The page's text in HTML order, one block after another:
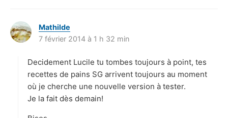
Mathilde
i
:
7 février 2014 à 1 h 32 min
Decidement Lucile tu tombes toujours à point, tes
recettes de pains SG arrivent toujours au moment
où je cherche une nouvelle version à tester.
Je la fait dès demain!